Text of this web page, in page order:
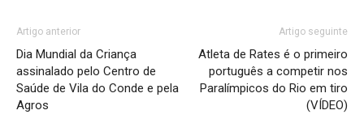
Artigo anterior
Dia Mundial da Criança
assinalado pelo Centro de
Saúde de Vila do Conde e pela
Agros
Artigo seguinte
Atleta de Rates é o primeiro
português a competir nos
Paralímpicos do Rio em tiro
(VÍDEO)